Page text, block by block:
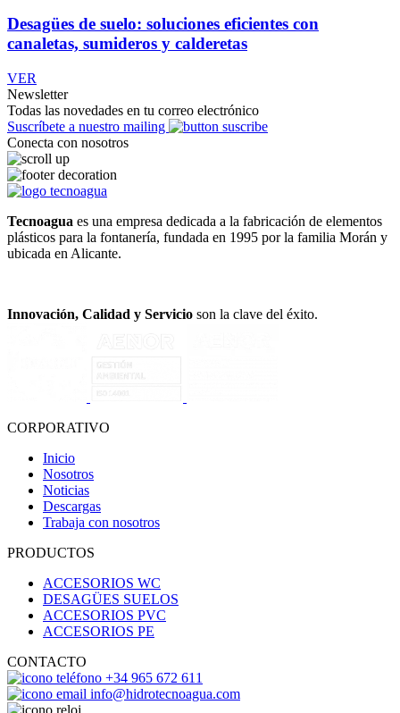
Desagües de suelo: soluciones eficientes con
canaletas, sumideros y calderetas
VER
Newsletter
Todas las novedades en tu correo electrónico
Suscríbete a nuestro mailing
Conecta con nosotros
Tecnoagua es una empresa dedicada a la fabricación de elementos
plásticos para la fontanería, fundada en 1995 por la familia Morán y
ubicada en Alicante.
Innovación, Calidad y Servicio son la clave del éxito.
CORPORATIVO
Inicio
Nosotros
Noticias
Descargas
Trabaja con nosotros
PRODUCTOS
ACCESORIOS WC
DESAGÜES SUELOS
ACCESORIOS PVC
ACCESORIOS PE
CONTACTO
+34 965 672 611
info@hidrotecnoagua.com